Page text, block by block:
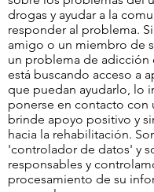
drogas y ayudar a la
responder al problema.
amigo o un miembro de
un problema de adicción
está buscando acceso a
que puedan ayudarlo, lo
ponerse en contacto con
brinde apoyo positivo y
hacia la rehabilitación.
'controlador de datos' y
responsables y
procesamiento de su